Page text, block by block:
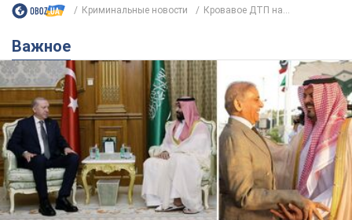
Криминальные новости Кровавое ДТП на...
Важное